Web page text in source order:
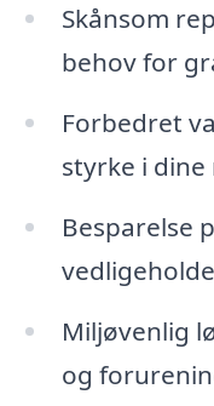
Skånsom
behov for
Forbedret
styrke i
Besparelse
Miljøvenlig
og